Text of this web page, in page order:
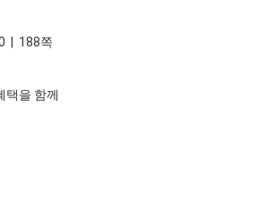
| 188쪽
택을 함께